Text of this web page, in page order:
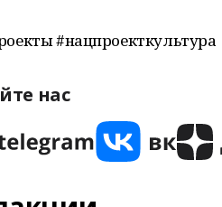
#нацпроекткультура
нас